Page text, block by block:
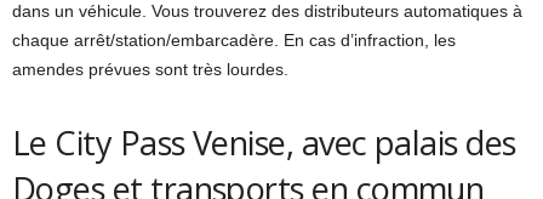
dans un véhicule. Vous trouverez des distributeurs automatiques à
chaque arrêt/station/embarcadère. En cas d’infraction, les
amendes prévues sont très lourdes.
Le City Pass Venise, avec palais des
Doges et transports en commun